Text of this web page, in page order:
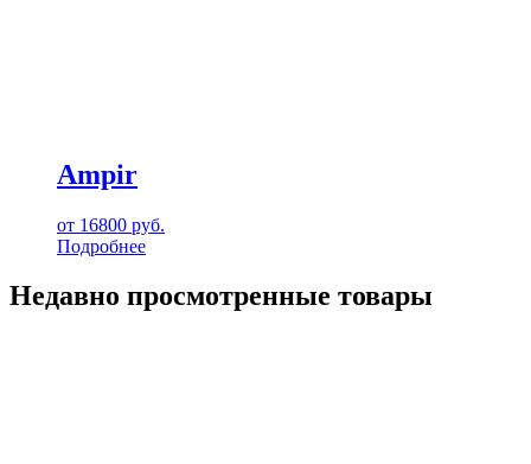
Ampir
от 16800 руб.
Подробнее
Недавно просмотренные товары